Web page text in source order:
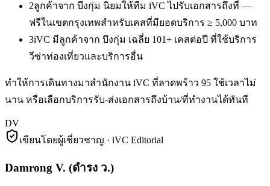
2ลูกค้าจาก บึงกุ่ม นิยมให้ทีม iVC ไปรับเอกสารถึงที่ —
ฟรีในเขตกรุงเทพสำหรับเคสที่มียอดบริการ ≥ 5,000 บาท
3iVC มีลูกค้าจาก บึงกุ่ม เฉลี่ย 101+ เคสต่อปี ที่ใช้บริการ
วีซ่าท่องเที่ยวและบริการอื่น
ทำให้การเดินทางมาสำนักงาน iVC ที่ลาดพร้าว 95 ใช้เวลาไม่
นาน หรือเลือกบริการรับ-ส่งเอกสารถึงบ้าน/ที่ทำงานได้ทันที
DV
เขียนโดยผู้เชี่ยวชาญ · iVC Editorial
Damrong V. (ดำรง ว.)